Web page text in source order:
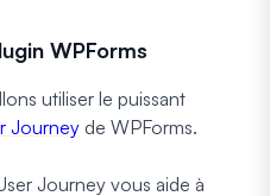
WPForms
utiliser le puissant
Journey de WPForms.
Journey vous aide à